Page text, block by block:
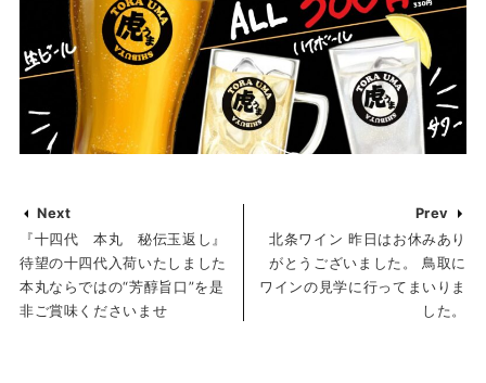
Next
『十四代 本丸 秘伝玉返し』
待望の十四代入荷いたしました️
本丸ならではの“芳醇旨口”を是
非ご賞味くださいませ
Prev
北条ワイン 昨日はお休みあり
がとうございました。 鳥取に
ワインの見学に行ってまいりま
した。